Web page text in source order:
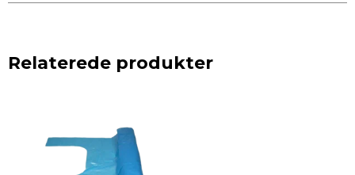
Relaterede produkter